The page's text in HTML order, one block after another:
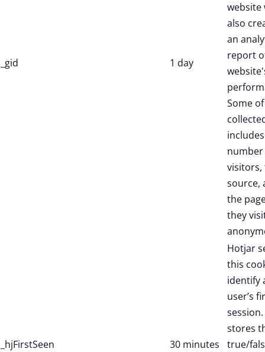
_gid 1 day
website
also
an
report
Some
source,
the
they
_hjFirstSeen 30 minutes
Hotjar
this
identify
user’s
stores
true/